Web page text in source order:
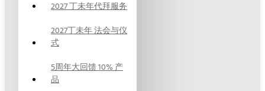
2027 丁未年代拜服务
2027丁未年 法会与仪
式
5周年大回馈 10% 产
品